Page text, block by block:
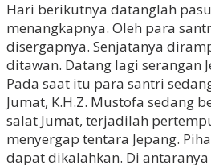
Hari berikutnya datanglah
menangkapnya. Oleh para
disergapnya. Senjatanya
ditawan. Datang lagi serangan
Pada saat itu para santri
Jumat, K.H.Z. Mustofa sedang
salat Jumat, terjadilah
menyergap tentara Jepang.
dapat dikalahkan. Di